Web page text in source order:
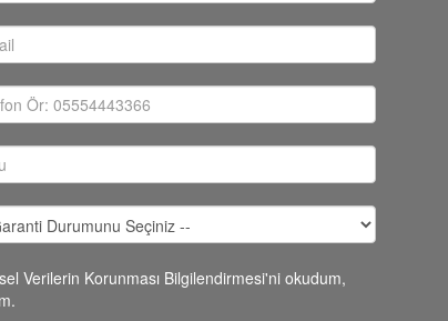
Verilerin Korunması Bilgilendirmesi'ni okudum,